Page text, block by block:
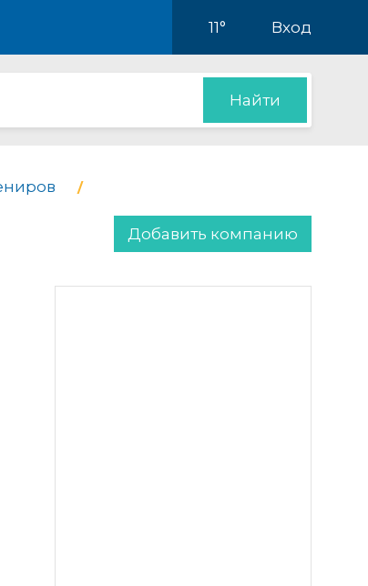
11° Вход
Найти
Добавить компанию